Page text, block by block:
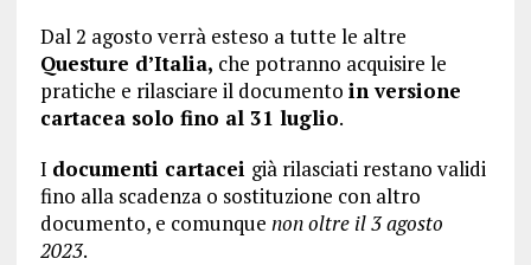
Dal 2 agosto verrà esteso a tutte le altre
Questure d’Italia, che potranno acquisire le
pratiche e rilasciare il documento in versione
cartacea solo fino al 31 luglio.
I documenti cartacei già rilasciati restano validi
fino alla scadenza o sostituzione con altro
documento, e comunque non oltre il 3 agosto
2023.